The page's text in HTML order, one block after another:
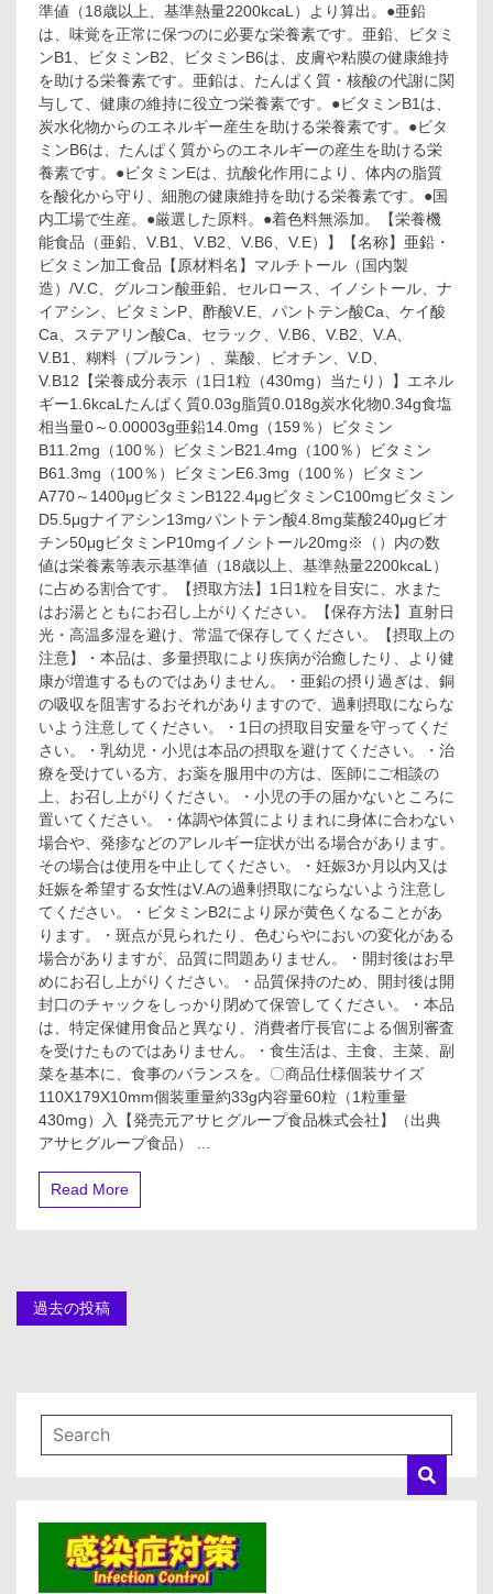
ナ
チ
ュ
ラ
ス
タ
イ
ル
亜
鉛
マ
ル
チ
ビ
タ
ミ
60
日
分
60
粒
入
準値（18歳以上、基準熱量2200kcaL）より算出。●亜鉛
は、味覚を正常に保つのに必要な栄養素です。亜鉛、ビタミ
ンB1、ビタミンB2、ビタミンB6は、皮膚や粘膜の健康維持
を助ける栄養素です。亜鉛は、たんぱく質・核酸の代謝に関
与して、健康の維持に役立つ栄養素です。●ビタミンB1は、
炭水化物からのエネルギー産生を助ける栄養素です。●ビタ
ミンB6は、たんぱく質からのエネルギーの産生を助ける栄
養素です。●ビタミンEは、抗酸化作用により、体内の脂質
を酸化から守り、細胞の健康維持を助ける栄養素です。●国
内工場で生産。●厳選した原料。●着色料無添加。【栄養機
能食品（亜鉛、V.B1、V.B2、V.B6、V.E）】【名称】亜鉛・
ビタミン加工食品【原材料名】マルチトール（国内製
造）/V.C、グルコン酸亜鉛、セルロース、イノシトール、ナ
イアシン、ビタミンP、酢酸V.E、パントテン酸Ca、ケイ酸
Ca、ステアリン酸Ca、セラック、V.B6、V.B2、V.A、
V.B1、糊料（プルラン）、葉酸、ビオチン、V.D、
V.B12【栄養成分表示（1日1粒（430mg）当たり）】エネル
ギー1.6kcaLたんぱく質0.03g脂質0.018g炭水化物0.34g食塩
相当量0～0.00003g亜鉛14.0mg（159％）ビタミン
B11.2mg（100％）ビタミンB21.4mg（100％）ビタミン
B61.3mg（100％）ビタミンE6.3mg（100％）ビタミン
A770～1400μgビタミンB122.4μgビタミンC100mgビタミン
D5.5μgナイアシン13mgパントテン酸4.8mg葉酸240μgビオ
チン50μgビタミンP10mgイノシトール20mg※（）内の数
値は栄養素等表示基準値（18歳以上、基準熱量2200kcaL）
に占める割合です。【摂取方法】1日1粒を目安に、水また
はお湯とともにお召し上がりください。【保存方法】直射日
光・高温多湿を避け、常温で保存してください。【摂取上の
注意】・本品は、多量摂取により疾病が治癒したり、より健
康が増進するものではありません。・亜鉛の摂り過ぎは、銅
の吸収を阻害するおそれがありますので、過剰摂取にならな
いよう注意してください。・1日の摂取目安量を守ってくだ
さい。・乳幼児・小児は本品の摂取を避けてください。・治
療を受けている方、お薬を服用中の方は、医師にご相談の
上、お召し上がりください。・小児の手の届かないところに
置いてください。・体調や体質によりまれに身体に合わない
場合や、発疹などのアレルギー症状が出る場合があります。
その場合は使用を中止してください。・妊娠3か月以内又は
妊娠を希望する女性はV.Aの過剰摂取にならないよう注意し
てください。・ビタミンB2により尿が黄色くなることがあ
ります。・斑点が見られたり、色むらやにおいの変化がある
場合がありますが、品質に問題ありません。・開封後はお早
めにお召し上がりください。・品質保持のため、開封後は開
封口のチャックをしっかり閉めて保管してください。・本品
は、特定保健用食品と異なり、消費者庁長官による個別審査
を受けたものではありません。・食生活は、主食、主菜、副
菜を基本に、食事のバランスを。〇商品仕様個装サイズ
110X179X10mm個装重量約33g内容量60粒（1粒重量
430mg）入【発売元アサヒグループ食品株式会社】（出典
Read More
投
ビ
シ
過去の投稿